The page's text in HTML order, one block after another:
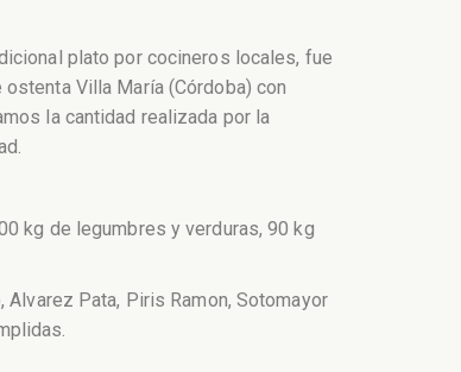
plato por cocineros locales, fue
Villa María (Córdoba) con
la cantidad realizada por la
kg de legumbres y verduras, 90 kg
Pata, Piris Ramon, Sotomayor